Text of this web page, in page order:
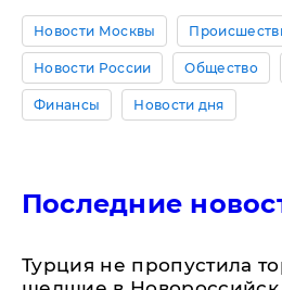
Новости Москвы
Новости России Общество
Финансы Новости дня
Последние
Турция не пропустила